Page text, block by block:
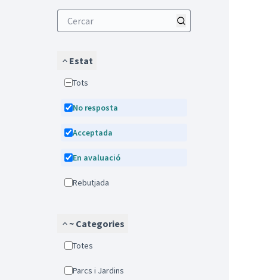
Estat
Tots
No resposta
Acceptada
En avaluació
Rebutjada
~ Categories
Totes
Parcs i Jardins